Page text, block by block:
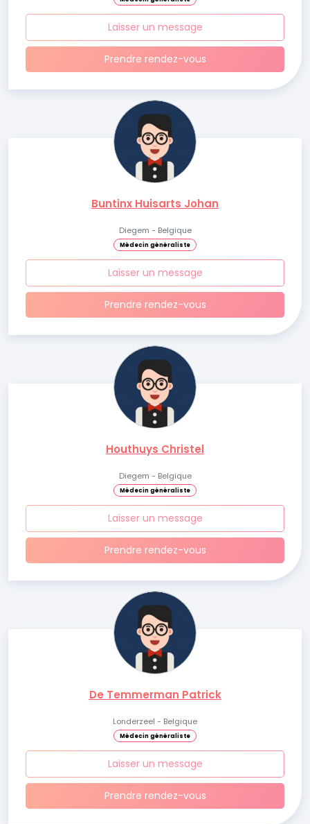
Laisser un message
Prendre rendez-vous
Buntinx Huisarts Johan
Diegem - Belgique
Médecin généraliste
Laisser un message
Prendre rendez-vous
Houthuys Christel
Diegem - Belgique
Médecin généraliste
Laisser un message
Prendre rendez-vous
De Temmerman Patrick
Londerzeel - Belgique
Médecin généraliste
Laisser un message
Prendre rendez-vous